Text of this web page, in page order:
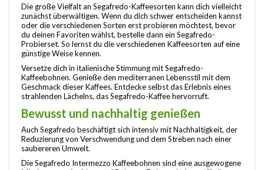
Die große Vielfalt an Segafredo-Kaffeesorten kann dich vielleicht
zunächst überwältigen. Wenn du dich schwer entscheiden kannst
oder die verschiedenen Sorten erst probieren möchtest, bevor
du deinen Favoriten wählst, bestelle dann ein Segafredo-
Probierset. So lernst du die verschiedenen Kaffeesorten auf eine
günstige Weise kennen.
Versetze dich in italienische Stimmung mit Segafredo-
Kaffeebohnen. Genieße den mediterranen Lebensstil mit dem
Geschmack dieser Kaffees. Entdecke selbst das Erlebnis eines
strahlenden Lächelns, das Segafredo-Kaffee hervorruft.
Bewusst und nachhaltig genießen
Auch Segafredo beschäftigt sich intensiv mit Nachhaltigkeit, der
Reduzierung von Verschwendung und dem Streben nach einer
saubereren Umwelt.
Die Segafredo Intermezzo Kaffeebohnen sind eine ausgewogene